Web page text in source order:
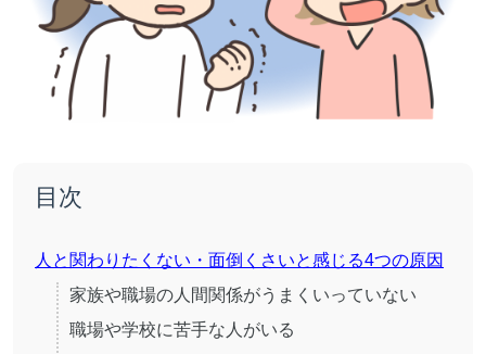
目次
人と関わりたくない・面倒くさいと感じる4つの原因
家族や職場の人間関係がうまくいっていない
職場や学校に苦手な人がいる